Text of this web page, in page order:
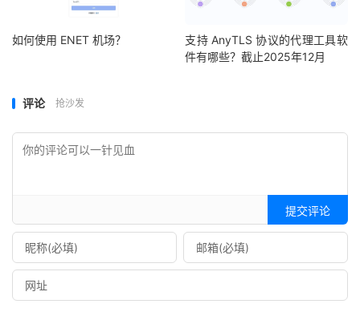
如何使用 ENET 机场？
支持 AnyTLS 协议的代理工具软
件有哪些？截止2025年12月
评论 抢沙发
提交评论